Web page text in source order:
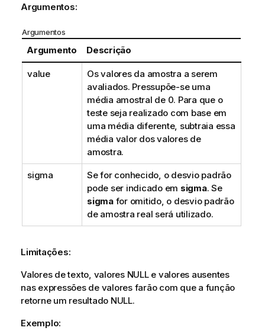
Argumentos:
Argumentos
Argumento Descrição
value
Os valores da amostra a serem
avaliados. Pressupõe-se uma
média amostral de 0. Para que o
teste seja realizado com base em
uma média diferente, subtraia essa
média valor dos valores de
amostra.
sigma
Se for conhecido, o desvio padrão
pode ser indicado em sigma. Se
sigmafor omitido, o desvio padrão
de amostra real será utilizado.
Limitações:
Valores de texto, valores NULLe valores ausentes
nas expressões de valores farão com que a função
retorne um resultado NULL.
Exemplo: